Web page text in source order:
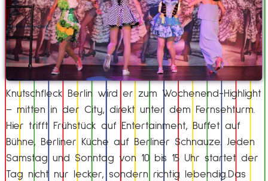
Knutschfleck Berlin wird er zum Wochenend-Highlight
– mitten in der City, direkt unter dem Fernsehturm.
Hier trifft Frühstück auf Entertainment, Buffet auf
Bühne, Berliner Küche auf Berliner Schnauze. Jeden
Samstag und Sonntag von 10 bis 15 Uhr startet der
Tag nicht nur lecker, sondern richtig lebendig.Das